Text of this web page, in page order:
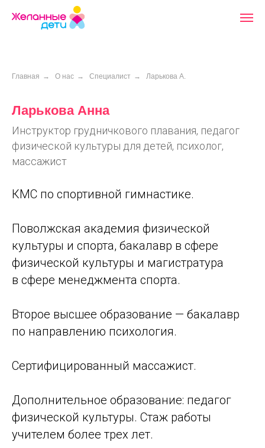
Главная → О нас → Специалист → Ларькова А.
Ларькова Анна
Инструктор грудничкового плавания, педагог
физической культуры для детей, психолог,
массажист
КМС по спортивной гимнастике.
Поволжская академия физической
культуры и спорта, бакалавр в сфере
физической культуры и магистратура
в сфере менеджмента спорта.
Второе высшее образование — бакалавр
по направлению психология.
Сертифицированный массажист.
Дополнительное образование: педагог
физической культуры. Стаж работы
учителем более трех лет.